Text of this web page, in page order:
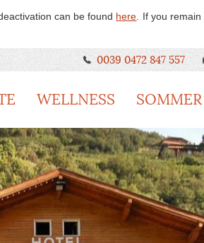
can be found here
If you
0039 0472 847 557
WELLNESS SOMMER